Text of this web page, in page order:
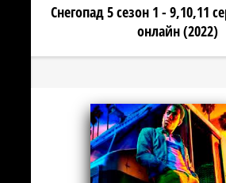
Снегопад 5 сезон 1 - 9,10,11
онлайн (2022)